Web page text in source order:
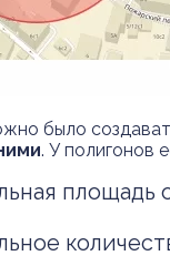
было
. У полигонов
площадь